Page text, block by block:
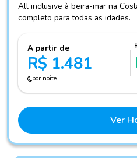
All inclusive à beira-mar na
completo para todas as idades.
A partir de
R$ 1.481
por noite
Ver